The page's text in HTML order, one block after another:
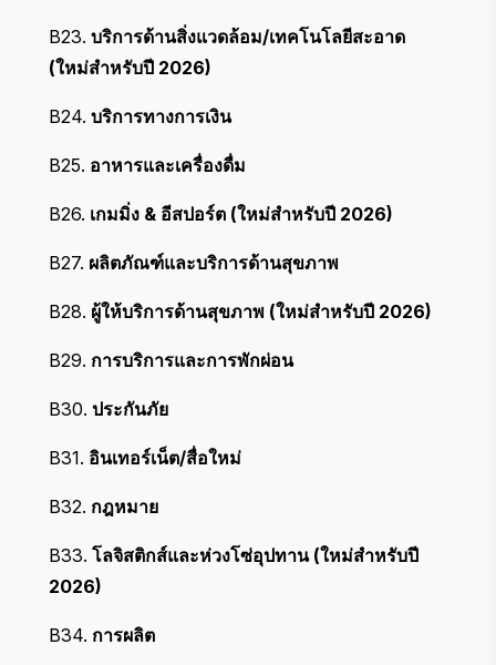
B23. บริการด้านสิ่งแวดล้อม/เทคโนโลยีสะอาด
(ใหม่สำหรับปี 2026)
B24. บริการทางการเงิน
B25. อาหารและเครื่องดื่ม
B26. เกมมิ่ง & อีสปอร์ต (ใหม่สำหรับปี 2026)
B27. ผลิตภัณฑ์และบริการด้านสุขภาพ
B28. ผู้ให้บริการด้านสุขภาพ (ใหม่สำหรับปี 2026)
B29. การบริการและการพักผ่อน
B30. ประกันภัย
B31. อินเทอร์เน็ต/สื่อใหม่
B32. กฎหมาย
B33. โลจิสติกส์และห่วงโซ่อุปทาน (ใหม่สำหรับปี
2026)
B34. การผลิต